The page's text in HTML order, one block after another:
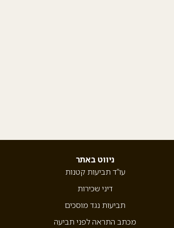
ניווט באתר
עו”ד תביעות קטנות
דיני שכירות
תביעות נגד מוסכים
מכתב התראה לפני תביעה